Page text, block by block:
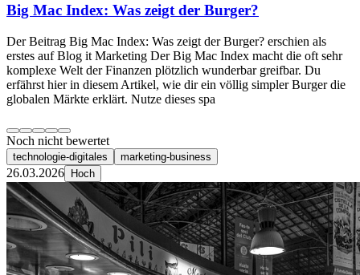
Big Mac Index: Was zeigt der Burger?
Der Beitrag Big Mac Index: Was zeigt der Burger? erschien als
erstes auf Blog it Marketing Der Big Mac Index macht die oft sehr
komplexe Welt der Finanzen plötzlich wunderbar greifbar. Du
erfährst hier in diesem Artikel, wie dir ein völlig simpler Burger die
globalen Märkte erklärt. Nutze dieses spa
Noch nicht bewertet
technologie-digitales marketing-business
26.03.2026 Hoch